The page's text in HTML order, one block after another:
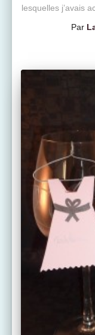
lesquelles j’avais
Par